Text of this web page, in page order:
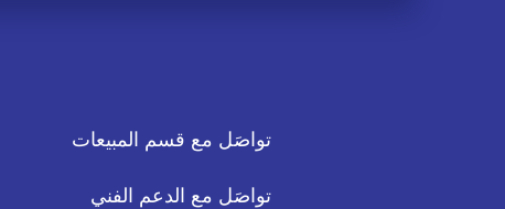
تواصَل مع قسم المبيعات
تواصَل مع الدعم الفني